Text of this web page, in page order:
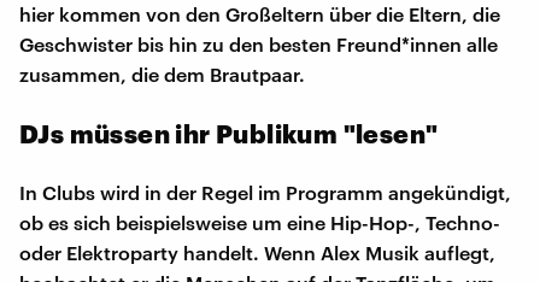
hier kommen von den Großeltern über die Eltern, die
Geschwister bis hin zu den besten Freund*innen alle
zusammen, die dem Brautpaar.
DJs müssen ihr Publikum "lesen"
In Clubs wird in der Regel im Programm angekündigt,
ob es sich beispielsweise um eine Hip-Hop-, Techno-
oder Elektroparty handelt. Wenn Alex Musik auflegt,